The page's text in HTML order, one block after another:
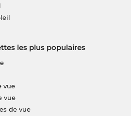
les plus populaires
vue
vue
de vue